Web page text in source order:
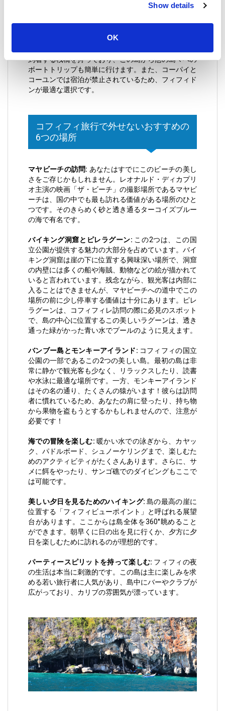
Show details
OK
るコフィフィドンに滞在するのが最適です。さらに、
到着する桟橋を持っており、この島から他の島々への
ボートトリップも簡単に行けます。また、コーパイと
コーユンでは宿泊が禁止されているため、フィフィド
ンが最適な選択です。
コフィフィ旅行で外せないおすすめの
6つの場所
マヤビーチの訪問: あなたはすでにこのビーチの美し
さをご存じかもしれません。レオナルド・ディカプリ
オ主演の映画「ザ・ビーチ」の撮影場所であるマヤビ
ーチは、国の中でも最も訪れる価値がある場所のひと
つです。そのきらめく砂と透き通るターコイズブルー
の海で有名です。
バイキング洞窟とピレラグーン: この2つは、この国
立公園が提供する魅力の大部分を占めています。バイ
キング洞窟は崖の下に位置する興味深い場所で、洞窟
の内壁には多くの船や海賊、動物などの絵が描かれて
いると言われています。残念ながら、観光客は内部に
入ることはできませんが、マヤビーチへの道中でこの
場所の前に少し停車する価値は十分にあります。ピレ
ラグーンは、コフィフィレ訪問の際に必見のスポット
で、島の中心に位置するこの美しいラグーンは、透き
通った緑がかった青い水でプールのように見えます。
バンブー島とモンキーアイランド: コフィフィの国立
公園の一部であるこの2つの美しい島。最初の島は非
常に静かで観光客も少なく、リラックスしたり、読書
や水泳に最適な場所です。一方、モンキーアイランド
はその名の通り、たくさんの猿がいます！彼らは訪問
者に慣れているため、あなたの肩に登ったり、持ち物
から果物を盗もうとするかもしれませんので、注意が
必要です！
海での冒険を楽しむ: 暖かい水での泳ぎから、カヤッ
ク、パドルボード、シュノーケリングまで、楽しむた
めのアクティビティがたくさんあります。さらに、サ
メに餌をやったり、サンゴ礁でのダイビングもここで
は可能です。
美しい夕日を見るためのハイキング: 島の最高の崖に
位置する「フィフィビューポイント」と呼ばれる展望
台があります。ここからは島全体を360°眺めること
ができます。朝早くに日の出を見に行くか、夕方に夕
日を楽しむために訪れるのが理想的です。
パーティースピリットを持って楽しむ: フィフィの夜
の生活は本当に刺激的です。この島は主に楽しみを求
める若い旅行者に人気があり、島中にバーやクラブが
広がっており、カリブの雰囲気が漂っています。